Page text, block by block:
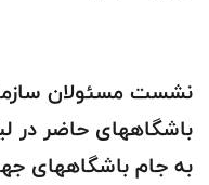
نشست مسئولان
باشگاههای حاضر در
به جام باشگاههای